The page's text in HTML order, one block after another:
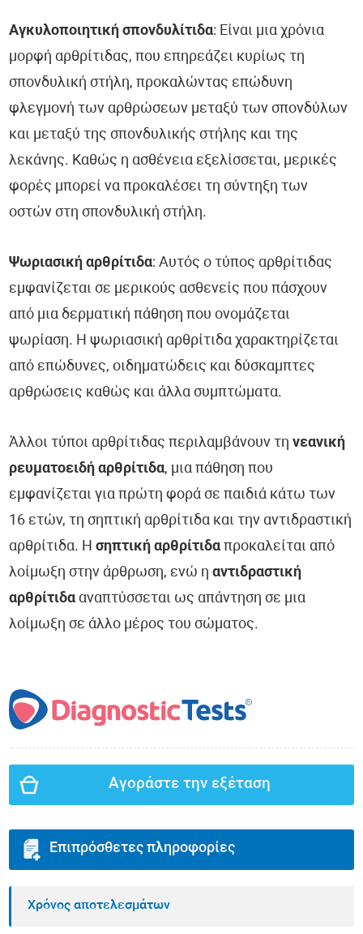
Αγκυλοποιητική σπονδυλίτιδα: Είναι μια χρόνια
μορφή αρθρίτιδας, που επηρεάζει κυρίως τη
σπονδυλική στήλη, προκαλώντας επώδυνη
φλεγμονή των αρθρώσεων μεταξύ των σπονδύλων
και μεταξύ της σπονδυλικής στήλης και της
λεκάνης. Καθώς η ασθένεια εξελίσσεται, μερικές
φορές μπορεί να προκαλέσει τη σύντηξη των
οστών στη σπονδυλική στήλη.
Ψωριασική αρθρίτιδα: Αυτός ο τύπος αρθρίτιδας
εμφανίζεται σε μερικούς ασθενείς που πάσχουν
από μια δερματική πάθηση που ονομάζεται
ψωρίαση. Η ψωριασική αρθρίτιδα χαρακτηρίζεται
από επώδυνες, οιδηματώδεις και δύσκαμπτες
αρθρώσεις καθώς και άλλα συμπτώματα.
Άλλοι τύποι αρθρίτιδας περιλαμβάνουν τηνεανική
ρευματοειδή αρθρίτιδα, μια πάθηση που
εμφανίζεται για πρώτη φορά σε παιδιά κάτω των
16 ετών, τη σηπτική αρθρίτιδα και την αντιδραστική
αρθρίτιδα. Ησηπτική αρθρίτιδα προκαλείται από
λοίμωξη στην άρθρωση, ενώ ηαντιδραστική
αρθρίτιδα αναπτύσσεται ως απάντηση σε μια
λοίμωξη σε άλλο μέρος του σώματος.
Αγοράστε την εξέταση
Επιπρόσθετες πληροφορίες
Χρόνος αποτελεσμάτων